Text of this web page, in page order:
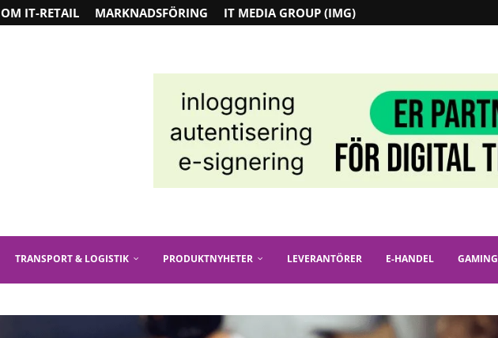
OM IT-RETAIL MARKNADSFÖRING IT MEDIA GROUP (IMG)
TRANSPORT & LOGISTIK PRODUKTNYHETER LEVERANTÖRER E-HANDEL GAMING